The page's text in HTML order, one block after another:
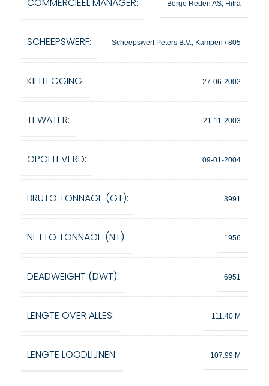
Berge Rederi AS, Hitra
SCHEEPSWERF: Scheepswerf Peters B.V., Kampen / 805
KIELLEGGING: 27-06-2002
TEWATER: 21-11-2003
OPGELEVERD: 09-01-2004
BRUTO TONNAGE (GT): 3991
NETTO TONNAGE (NT): 1956
DEADWEIGHT (DWT): 6951
LENGTE OVER ALLES: 111.40 M
LENGTE LOODLIJNEN: 107.99 M